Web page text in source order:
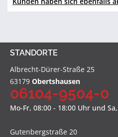
STANDORTE
Albrecht-Dürer-Straße 25
63179 Obertshausen
06104-9504-0
Mo-Fr, 08:00 - 18:00 Uhr und
Gutenbergstraße 20